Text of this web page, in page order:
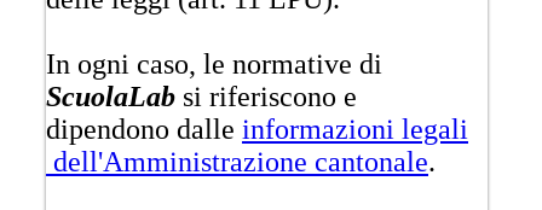
In ogni caso, le normative di
ScuolaLab si riferiscono e
dipendono dalle informazioni legali
dell'Amministrazione cantonale.